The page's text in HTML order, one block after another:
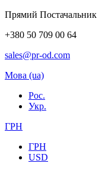
Прямий Постачальник
+380 50 709 00 64
sales@pr-od.com
Мова (ua)
Рос.
Укр.
ГРН
ГРН
USD